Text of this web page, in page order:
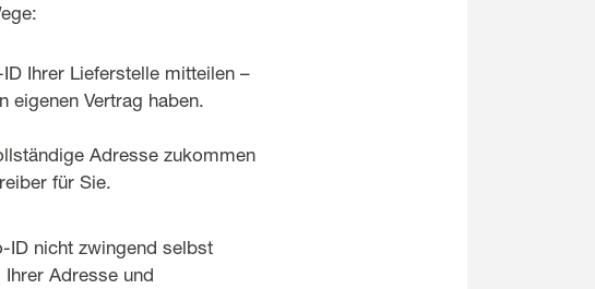
Ihrer Lieferstelle mitteilen –
eigenen Vertrag haben.
Adresse zukommen
für Sie.
ID nicht zwingend selbst
Adresse und